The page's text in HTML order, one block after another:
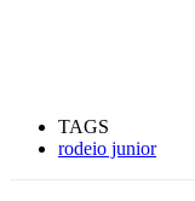
TAGS
rodeio junior